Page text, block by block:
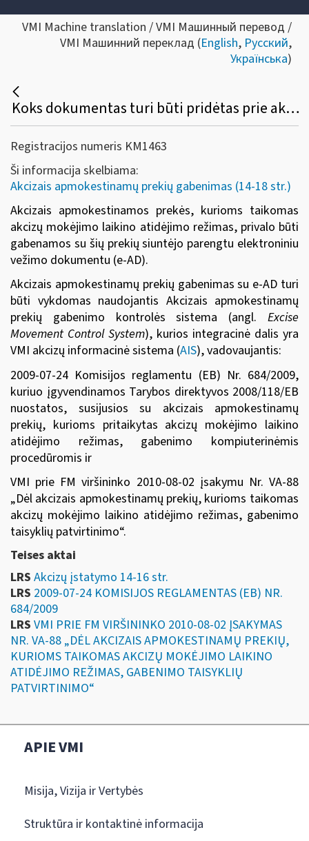
VMI Machine translation / VMI Машинный перевод /
VMI Машинний переклад (English, Русский,
Українська)
Koks dokumentas turi būti pridėtas prie akcizais apmokestinamų prekių, gabenamų taikant akcizų mokėjimo laikino atidėjimo režimą?
Registracijos numeris KM1463
Ši informacija skelbiama:
Akcizais apmokestinamų prekių gabenimas (14-18 str.)
Akcizais apmokestinamos prekės, kurioms taikomas
akcizų mokėjimo laikino atidėjimo režimas, privalo būti
gabenamos su šių prekių siuntėjo parengtu elektroniniu
vežimo dokumentu (e-AD).
Akcizais apmokestinamų prekių gabenimas su e-AD turi
būti vykdomas naudojantis Akcizais apmokestinamų
prekių gabenimo kontrolės sistema (angl. Excise
Movement Control System), kurios integracinė dalis yra
VMI akcizų informacinė sistema (AIS), vadovaujantis:
2009-07-24 Komisijos reglamentu (EB) Nr. 684/2009,
kuriuo įgyvendinamos Tarybos direktyvos 2008/118/EB
nuostatos, susijusios su akcizais apmokestinamų
prekių, kurioms pritaikytas akcizų mokėjimo laikino
atidėjimo režimas, gabenimo kompiuterinėmis
procedūromis ir
VMI prie FM viršininko 2010-08-02 įsakymu Nr. VA-88
„Dėl akcizais apmokestinamų prekių, kurioms taikomas
akcizų mokėjimo laikino atidėjimo režimas, gabenimo
taisyklių patvirtinimo“.
Teises aktai
LRS Akcizų įstatymo 14-16 str.
LRS 2009-07-24 KOMISIJOS REGLAMENTAS (EB) NR.
684/2009
LRS VMI PRIE FM VIRŠININKO 2010-08-02 ĮSAKYMAS
NR. VA-88 „DĖL AKCIZAIS APMOKESTINAMŲ PREKIŲ,
KURIOMS TAIKOMAS AKCIZŲ MOKĖJIMO LAIKINO
ATIDĖJIMO REŽIMAS, GABENIMO TAISYKLIŲ
PATVIRTINIMO“
APIE VMI
Misija, Vizija ir Vertybės
Struktūra ir kontaktinė informacija